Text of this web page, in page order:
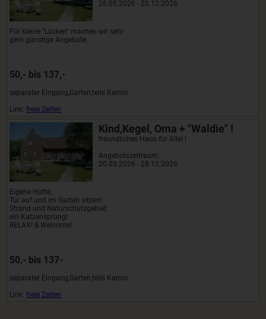
26.05.2026 - 20.12.2026
Für kleine "Lücken" machen wir sehr
gern günstige Angebote.
50,- bis 137,-
separater Eingang,Garten,teils Kamin
Link:freie Zeiten
Kind,Kegel, Oma + "Waldie" !
freundliches Haus für Alle! !
Angebotszeitraum:
20.03.2026 - 28.12.2026
Eigene Hütte,
Tür auf und im Garten sitzen!
Strand und Naturschutzgebiet:
ein Katzensprung!
RELAX! & Welcome!
50,- bis 137-
separater Eingang,Garten,teils Kamin
Link:freie Zeiten